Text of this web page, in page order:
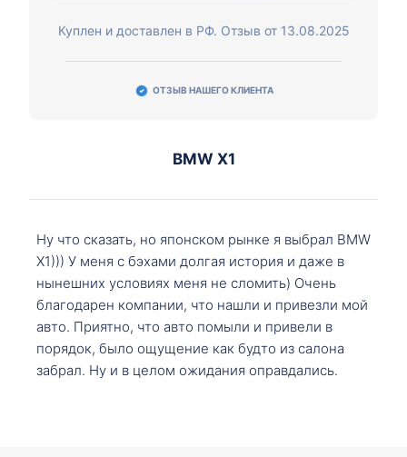
Куплен и доставлен в РФ. Отзыв от 13.08.2025
ОТЗЫВ НАШЕГО КЛИЕНТА
BMW X1
Ну что сказать, но японском рынке я выбрал BMW
X1))) У меня с бэхами долгая история и даже в
нынешних условиях меня не сломить) Очень
благодарен компании, что нашли и привезли мой
авто. Приятно, что авто помыли и привели в
порядок, было ощущение как будто из салона
забрал. Ну и в целом ожидания оправдались.